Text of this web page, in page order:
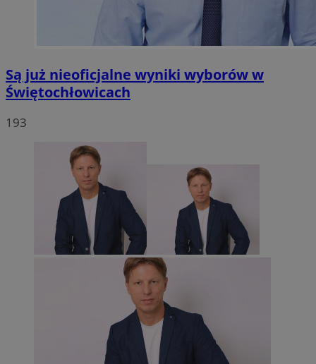
Są już nieoficjalne wyniki wyborów w
Świętochłowicach
193